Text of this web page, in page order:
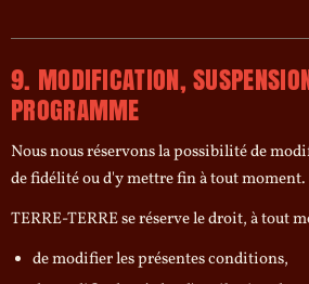
9. MODIFICATION,
PROGRAMME
Nous nous réservons la possibilité de
de fidélité ou d'y mettre fin à tout moment.
TERRE-TERRE se réserve le droit, à tout
de modifier les présentes conditions,